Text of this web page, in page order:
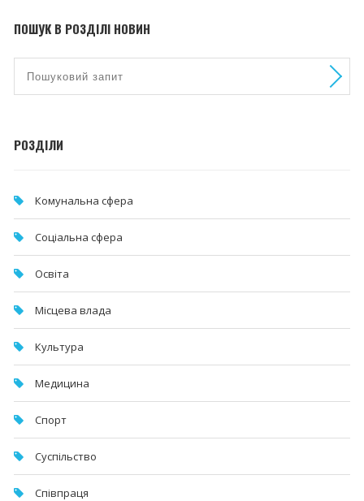
ПОШУК В РОЗДІЛІ НОВИН
РОЗДІЛИ
Комунальна cфера
Соціальна сфера
Освіта
Місцева влада
Культура
Медицина
Спорт
Суспільство
Співпраця